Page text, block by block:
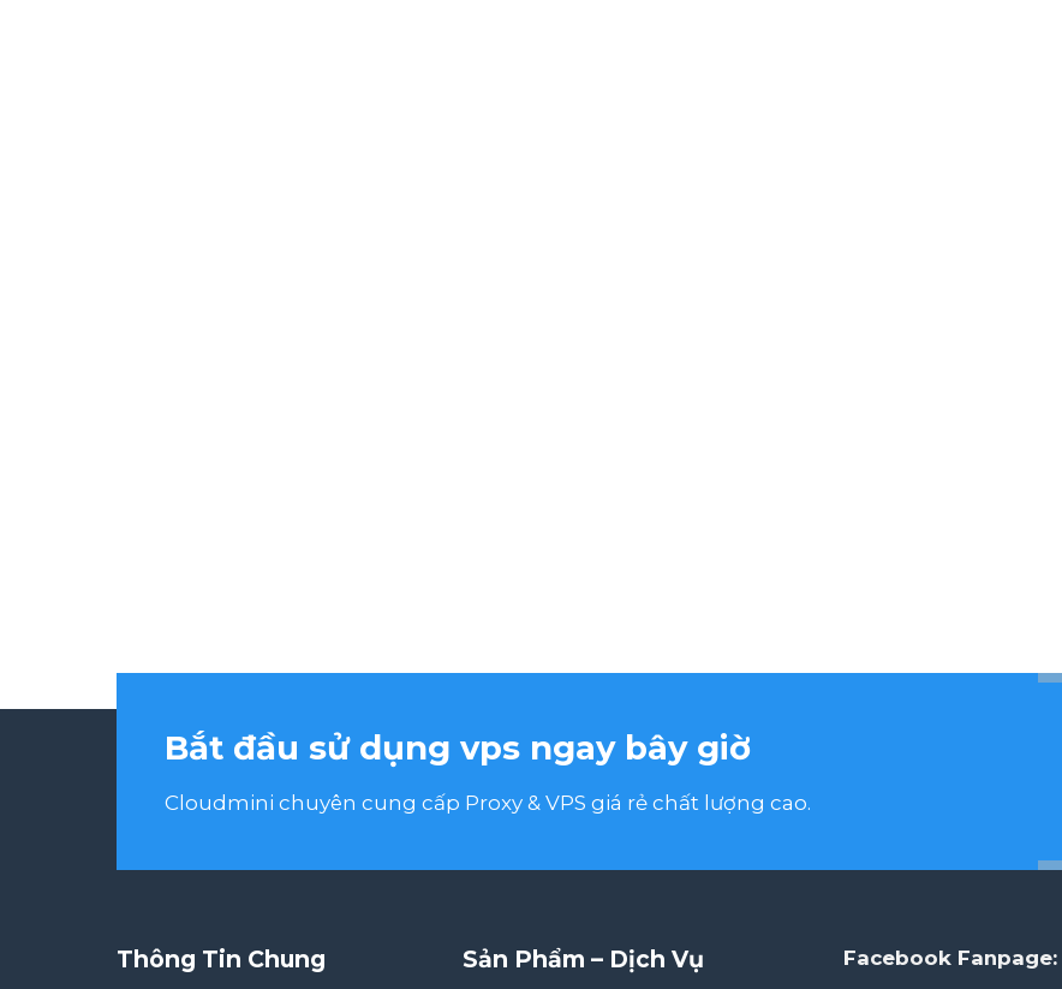
Bắt đầu sử dụng vps ngay bây giờ
Cloudmini chuyên cung cấp Proxy & VPS giá rẻ chất lượng cao.
Thông Tin Chung Sản Phẩm – Dịch Vụ Facebook Fanpage: